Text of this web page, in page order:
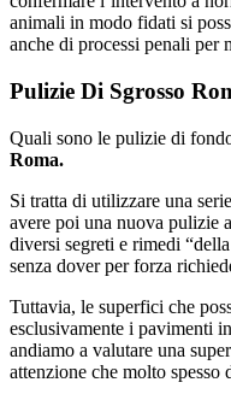
animali in modo fidati si
anche di processi penali per
Pulizie Di Sgrosso
Quali sono le pulizie di
Roma.
Si tratta di utilizzare una
avere poi una nuova pulizie
diversi segreti e rimedi
senza dover per forza
Tuttavia, le superfici che
esclusivamente i pavimenti
andiamo a valutare una
attenzione che molto spesso